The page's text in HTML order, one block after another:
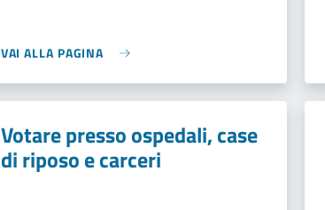
VAI ALLA PAGINA
Votare presso ospedali, case
di riposo e carceri